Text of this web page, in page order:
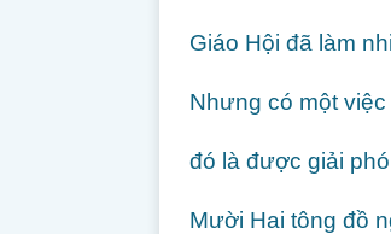
Giáo Hội đã làm
Nhưng có một
đó là được giải
Mười Hai tông đồ